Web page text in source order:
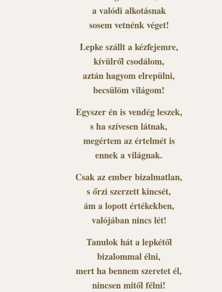
a valódi alkotásnak
sosem vetnénk véget!
Lepke szállt a kézfejemre,
kívülről csodálom,
aztán hagyom elrepülni,
becsülöm világom!
Egyszer én is vendég leszek,
s ha szívesen látnak,
megértem az értelmét is
ennek a világnak.
Csak az ember bizalmatlan,
s őrzi szerzett kincsét,
ám a lopott értékekben,
valójában nincs lét!
Tanulok hát a lepkétől
bizalommal élni,
mert ha bennem szeretet él,
nincsen mitől félni!